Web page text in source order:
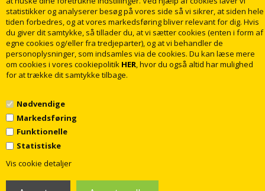
statistikker og analyserer besøg på vores side så vi sikrer, at siden hele
tiden forbedres, og at vores markedsføring bliver relevant for dig. Hvis
du giver dit samtykke, så tillader du, at vi sætter cookies (enten i form af
egne cookies og/eller fra tredjeparter), og at vi behandler de
personoplysninger, som indsamles via de cookies. Du kan læse mere
om cookies i vores cookiepolitik HER, hvor du også altid har mulighed
for at trække dit samtykke tilbage.
Nødvendige
Markedsføring
Funktionelle
Statistiske
Vis cookie detaljer© 2009 - 2018 rabatvvs.dk. Alle rettigheder forbeholdt